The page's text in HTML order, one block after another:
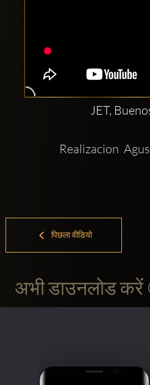
JET,
Realizacion
पिछला वीडियो
अभी डाउनलोड